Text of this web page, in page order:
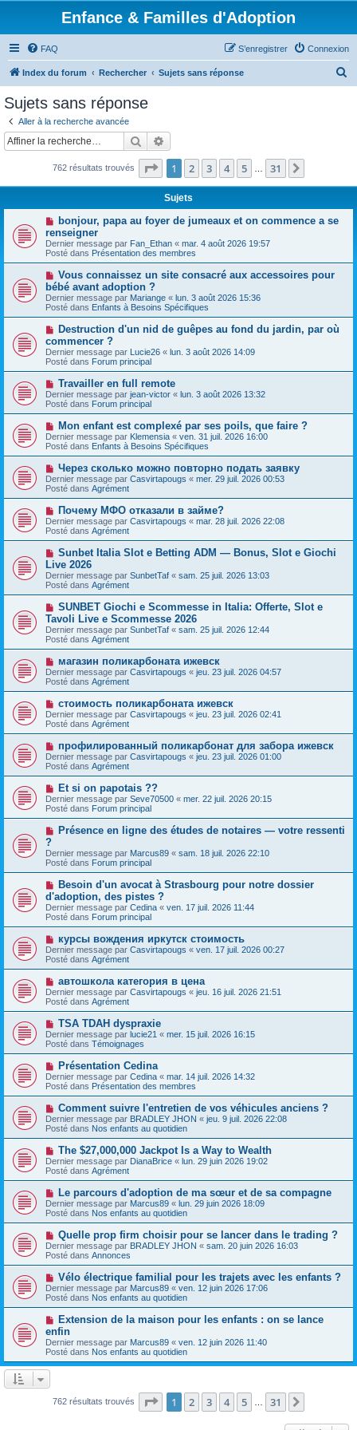
Enfance & Familles d'Adoption
FAQ Connexion
S’enregistrer
Index du forum Rechercher Sujets sans réponse
c
Sujets sans réponse
Aller à la recherche avancée
Rechercher
762 résultats trouvés Page 1sur31
1 2 3 4 5 31
Sujets
N
u
v
e
a
u
m
e
s
a
g
e
bonjour, papa au foyer de jumeaux et on commence a se
renseigner
Dernier message par Fan_Ethan « mar. 4 août 2026 19:57
Posté dans Présentation des membres
N
o
u
v
e
a
m
e
s
a
e
Vous connaissez un site consacré aux accessoires pour
bébé avant adoption ?
Dernier message par Mariange « lun. 3 août 2026 15:36
Posté dans Enfants à Besoins Spécifiques
N
u
v
e
a
m
e
s
s
a
g
e
Destruction d'un nid de guêpes au fond du jardin, par où
commencer ?
Dernier message par Lucie26 « lun. 3 août 2026 14:09
Posté dans Forum principal
N
o
u
v
e
a
u
m
e
s
s
a
g
e
Travailler en full remote
Dernier message par jean-victor « lun. 3 août 2026 13:32
Posté dans Forum principal
N
o
u
v
e
a
u
m
e
s
a
g
e
Mon enfant est complexé par ses poils, que faire ?
Dernier message par Klemensia « ven. 31 juil. 2026 16:00
Posté dans Enfants à Besoins Spécifiques
N
o
u
v
e
a
u
m
e
s
s
a
g
e
Через сколько можно повторно подать заявку
Dernier message par Casvirtapougs « mer. 29 juil. 2026 00:53
Posté dans Agrément
N
o
u
v
e
a
u
m
e
s
s
a
g
e
Почему МФО отказали в займе?
Dernier message par Casvirtapougs « mar. 28 juil. 2026 22:08
Posté dans Agrément
N
u
v
e
a
u
m
e
s
g
e
Sunbet Italia Slot e Betting ADM — Bonus, Slot e Giochi
Live 2026
Dernier message par SunbetTaf « sam. 25 juil. 2026 13:03
Posté dans Agrément
N
u
v
e
a
u
m
e
s
s
a
g
e
SUNBET Giochi e Scommesse in Italia: Offerte, Slot e
Tavoli Live e Scommesse 2026
Dernier message par SunbetTaf « sam. 25 juil. 2026 12:44
Posté dans Agrément
N
o
u
v
a
u
m
e
s
s
a
g
e
магазин поликарбоната ижевск
Dernier message par Casvirtapougs « jeu. 23 juil. 2026 04:57
Posté dans Agrément
N
o
u
v
a
u
m
e
s
a
g
e
стоимость поликарбоната ижевск
Dernier message par Casvirtapougs « jeu. 23 juil. 2026 02:41
Posté dans Agrément
N
o
u
v
e
a
u
m
e
g
e
профилированный поликарбонат для забора ижевск
Dernier message par Casvirtapougs « jeu. 23 juil. 2026 01:00
Posté dans Agrément
N
o
u
v
e
a
m
e
s
s
a
g
e
Et si on papotais ??
Dernier message par Seve70500 « mer. 22 juil. 2026 20:15
Posté dans Forum principal
N
v
e
a
m
e
s
g
e
Présence en ligne des études de notaires — votre ressenti
?
Dernier message par Marcus89 « sam. 18 juil. 2026 22:10
Posté dans Forum principal
N
u
v
e
a
u
m
e
s
s
a
g
e
Besoin d'un avocat à Strasbourg pour notre dossier
d'adoption, des pistes ?
Dernier message par Cedina « ven. 17 juil. 2026 11:44
Posté dans Forum principal
N
o
u
v
a
u
m
e
s
s
a
g
e
курсы вождения иркутск стоимость
Dernier message par Casvirtapougs « ven. 17 juil. 2026 00:27
Posté dans Agrément
N
o
u
v
e
u
m
e
s
a
g
e
автошкола категория в цена
Dernier message par Casvirtapougs « jeu. 16 juil. 2026 21:51
Posté dans Agrément
N
o
u
v
e
a
u
m
e
s
s
a
g
e
TSA TDAH dyspraxie
Dernier message par lucie21 « mer. 15 juil. 2026 16:15
Posté dans Témoignages
N
o
u
v
a
u
m
e
s
s
a
g
e
Présentation Cedina
Dernier message par Cedina « mar. 14 juil. 2026 14:32
Posté dans Présentation des membres
N
o
u
v
e
u
m
e
s
a
g
e
Comment suivre l'entretien de vos véhicules anciens ?
Dernier message par BRADLEY JHON « jeu. 9 juil. 2026 22:08
Posté dans Nos enfants au quotidien
N
o
u
v
e
a
u
m
e
s
s
a
g
e
The $27,000,000 Jackpot Is a Way to Wealth
Dernier message par DianaBrice « lun. 29 juin 2026 19:02
Posté dans Agrément
N
o
u
v
a
u
m
e
s
s
a
g
e
Le parcours d'adoption de ma sœur et de sa compagne
Dernier message par Marcus89 « lun. 29 juin 2026 18:09
Posté dans Nos enfants au quotidien
N
o
u
v
e
u
m
e
s
a
g
e
Quelle prop firm choisir pour se lancer dans le trading ?
Dernier message par BRADLEY JHON « sam. 20 juin 2026 16:03
Posté dans Annonces
N
o
u
v
e
a
u
m
e
s
e
Vélo électrique familial pour les trajets avec les enfants ?
Dernier message par Marcus89 « ven. 12 juin 2026 17:06
Posté dans Nos enfants au quotidien
N
o
u
v
e
a
s
Extension de la maison pour les enfants : on se lance
enfin
Dernier message par Marcus89 « ven. 12 juin 2026 11:40
Posté dans Nos enfants au quotidien
762 résultats trouvés Page 1sur31
1 2 3 4 5 31